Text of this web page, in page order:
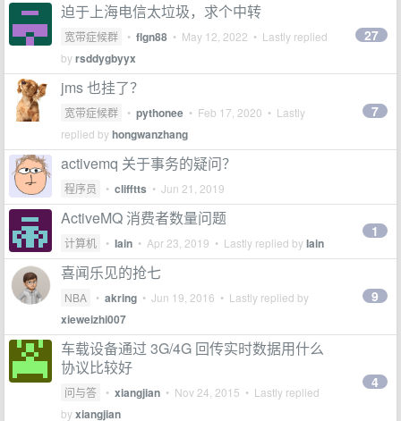
迫于上海电信太垃圾，求个中转
宽带症候群 • flgn88 • May 12, 2022 • Lastly replied
byrsddygbyyx
27
jms 也挂了？
宽带症候群 • pythonee • Feb 17, 2020 • Lastly
replied byhongwanzhang
7
activemq 关于事务的疑问？
程序员 • clifftts • Jun 21, 2019
ActiveMQ 消费者数量问题
计算机 • Iain • Apr 23, 2019 • Lastly replied byIain
1
喜闻乐见的抢七
NBA • akring • Jun 19, 2016 • Lastly replied by
xieweizhi007
9
车载设备通过 3G/4G 回传实时数据用什么
协议比较好
问与答 • xiangjian • Nov 24, 2015 • Lastly replied
byxiangjian
4